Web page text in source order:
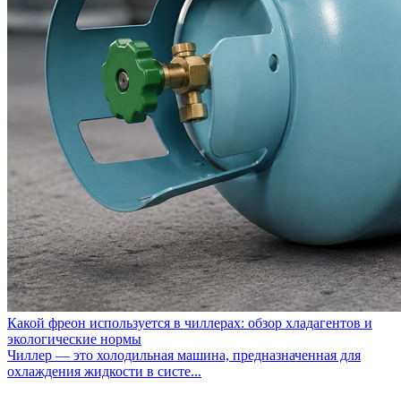
Какой фреон используется в чиллерах: обзор хладагентов и
экологические нормы
Чиллер — это холодильная машина, предназначенная для
охлаждения жидкости в систе...